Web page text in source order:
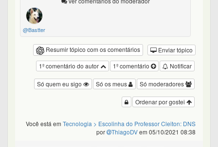
@Bastter
Resumir tópico com os comentários
Enviar tópico
Notificar
1º comentário
1º comentário do autor
Só moderadores
Só os meus
Só quem eu sigo
Ordenar por gostei
Você está em Tecnologia > Escolinha do Professor Cleiton: DNS
por
ThiagoDVem 05/10/2021 08:38